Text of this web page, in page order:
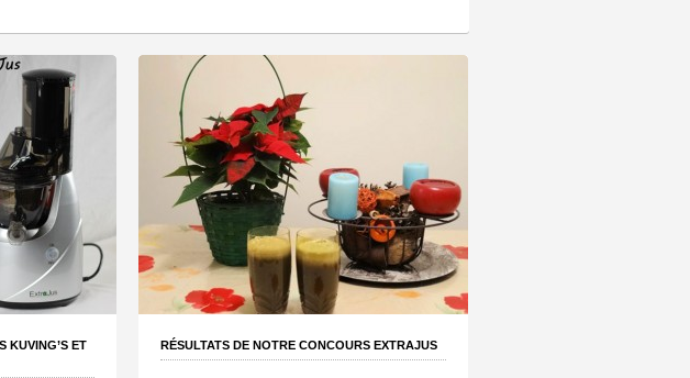
KUVING’S ET
RÉSULTATS DE NOTRE CONCOURS EXTRAJUS